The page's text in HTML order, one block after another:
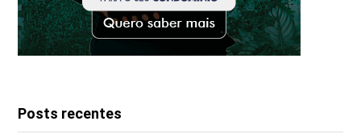
Posts recentes